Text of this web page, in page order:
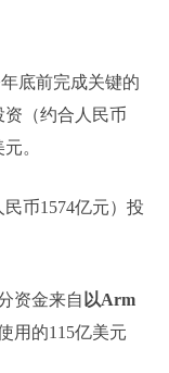
底前完成关键的
（约合人民币
。
币1574亿元）投
资金来自 以Arm
用的115亿美元